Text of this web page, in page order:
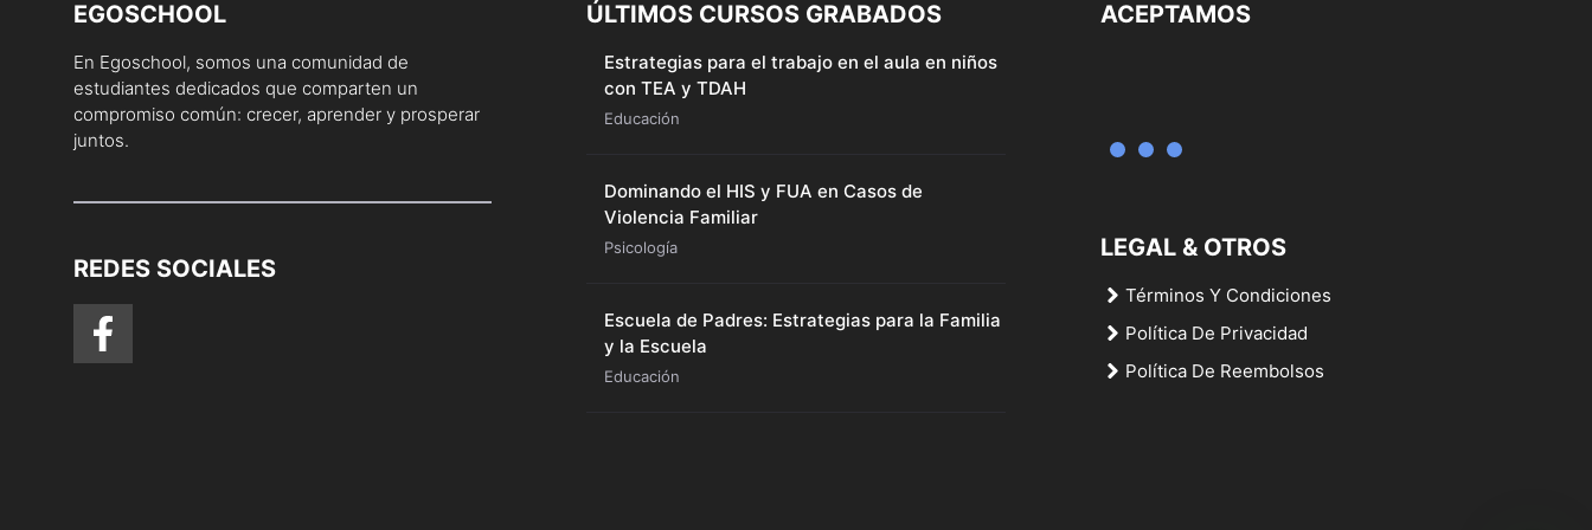
EGOSCHOOL
En Egoschool, somos una comunidad de
estudiantes dedicados que comparten un
compromiso común: crecer, aprender y prosperar
juntos.
REDES SOCIALES
ÚLTIMOS CURSOS GRABADOS
Estrategias para el trabajo en el aula en niños
con TEA y TDAH
Educación
Dominando el HIS y FUA en Casos de
Violencia Familiar
Psicología
Escuela de Padres: Estrategias para la Familia
y la Escuela
Educación
ACEPTAMOS
LEGAL & OTROS
Términos Y Condiciones
Política De Privacidad
Política De Reembolsos